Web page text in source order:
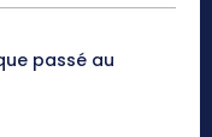
passé au